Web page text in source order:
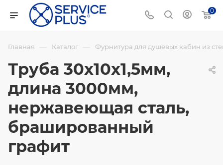
0
Главная — Каталог — Фурнитура для душевых кабин из
Труба 30х10х1,5мм,
длина 3000мм,
нержавеющая сталь,
брашированный
графит